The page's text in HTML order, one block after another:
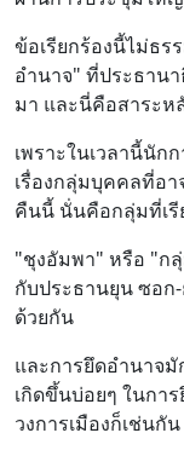
ข้อเรียกร้องนี้ไม่ธร
อำนาจ" ที่ประธาน
มา และนี่คือสาระห
เพราะในเวลานี้นัก
เรื่องกลุ่มบุคคลที่อ
คืนนี้ นั่นคือกลุ่มที่เรี
"ชุงอัมพา" หรือ "ก
กับประธานยุน ซอก
ด้วยกัน
และการยึดอำนาจมั
เกิดขึ้นบ่อยๆ ในกา
วงการเมืองก็เช่นกัน